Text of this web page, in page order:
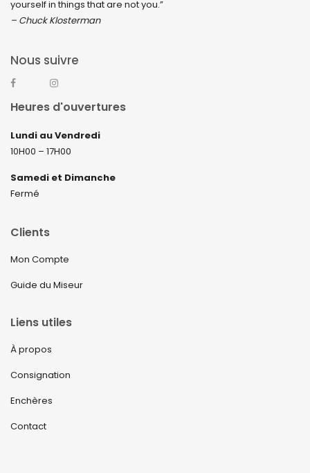
yourself in things that are not you.”
– Chuck Klosterman
Nous suivre
Heures d'ouvertures
Lundi au Vendredi
10H00 – 17H00
Samedi et Dimanche
Fermé
Clients
Mon Compte
Guide du Miseur
Liens utiles
À propos
Consignation
Enchères
Contact